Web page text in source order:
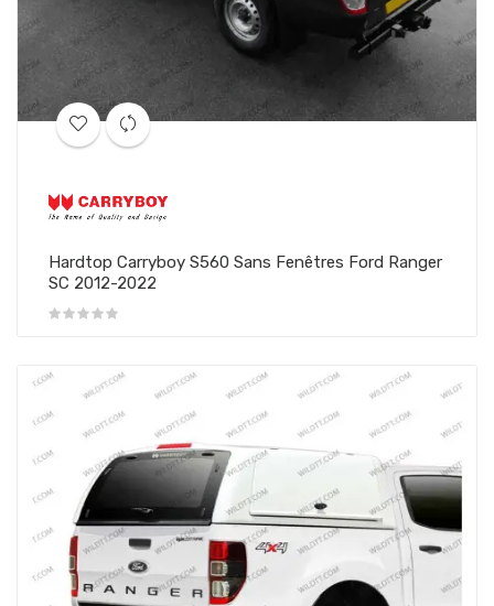
Hardtop Carryboy S560 Sans Fenêtres Ford Ranger
SC 2012-2022